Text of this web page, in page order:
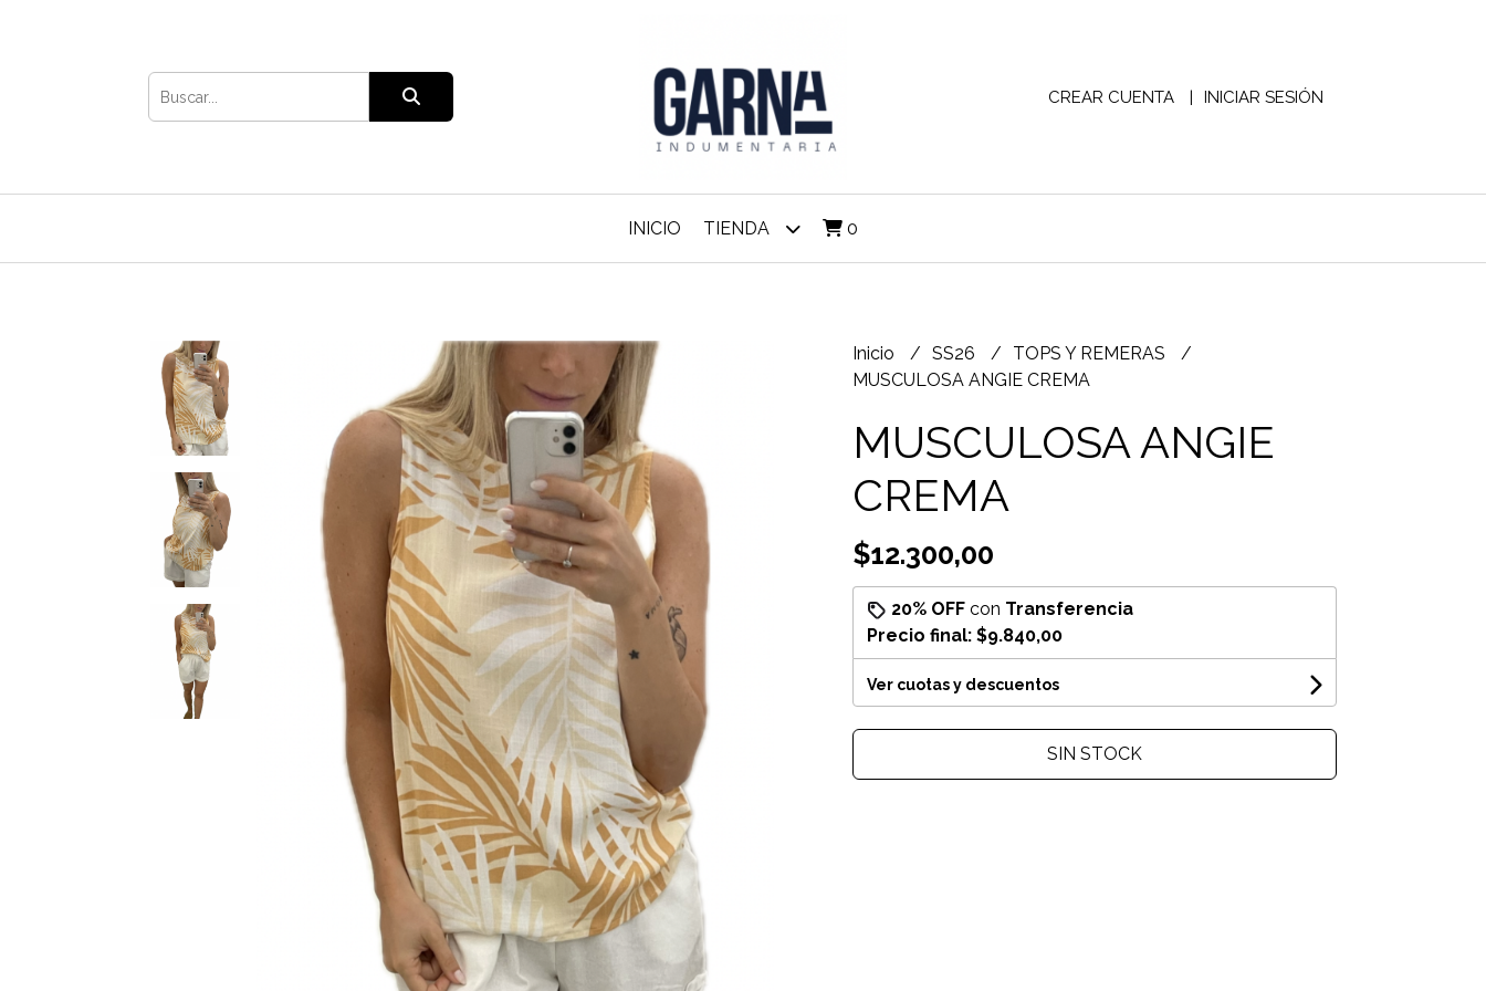
CREAR CUENTA INICIAR SESIÓN
INICIO TIENDA 0
Inicio SS26
TOPS Y REMERAS
MUSCULOSA ANGIE CREMA
MUSCULOSA ANGIE
CREMA
$12.300,00
20% OFFcon Transferencia
Precio final: $9.840,00
Ver cuotas y descuentos
SIN STOCK